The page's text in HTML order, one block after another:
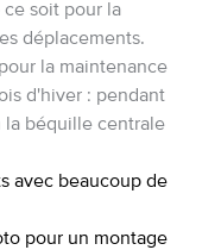
soit pour la
déplacements.
la maintenance
d'hiver : pendant
la béquille centrale
avec beaucoup de
pour un montage